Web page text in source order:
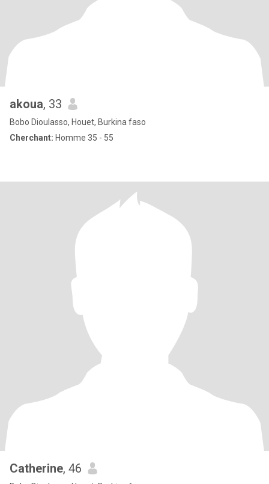
akoua, 33
Bobo Dioulasso, Houet, Burkina faso
Cherchant: Homme 35 - 55
Catherine, 46